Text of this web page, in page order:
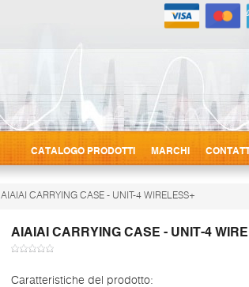
CATALOGO PRODOTTI MARCHI
AIAIAI CARRYING CASE - UNIT-4 WIRELESS+
AIAIAI CARRYING CASE - UNIT-4
Caratteristiche del prodotto: